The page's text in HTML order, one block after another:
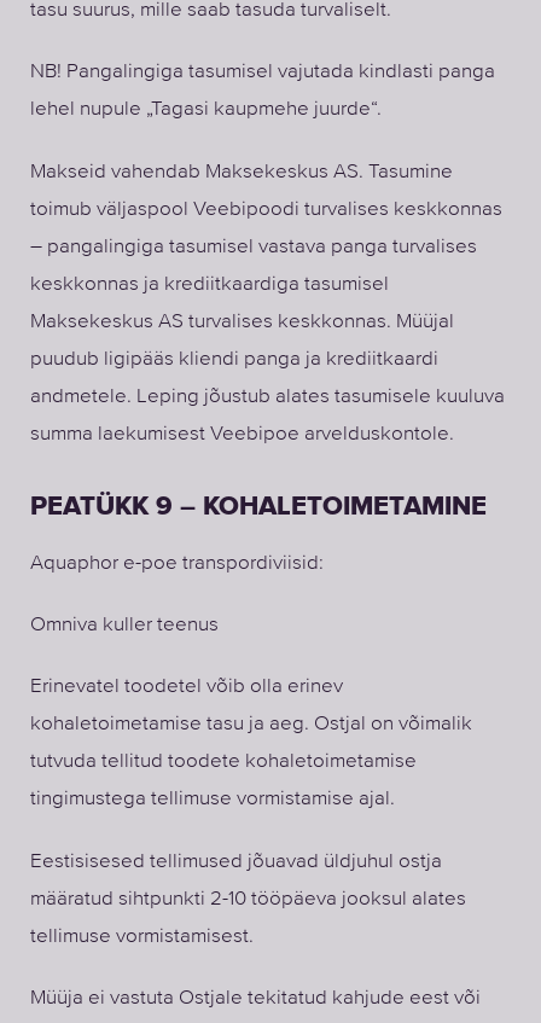
tasu suurus, mille saab tasuda turvaliselt.
NB! Pangalingiga tasumisel vajutada kindlasti panga
lehel nupule „Tagasi kaupmehe juurde“.
Makseid vahendab Maksekeskus AS. Tasumine
toimub väljaspool Veebipoodi turvalises keskkonnas
– pangalingiga tasumisel vastava panga turvalises
keskkonnas ja krediitkaardiga tasumisel
Maksekeskus AS turvalises keskkonnas. Müüjal
puudub ligipääs kliendi panga ja krediitkaardi
andmetele. Leping jõustub alates tasumisele kuuluva
summa laekumisest Veebipoe arvelduskontole.
PEATÜKK 9 – KOHALETOIMETAMINE
Aquaphor e-poe transpordiviisid:
Omniva kuller teenus
Erinevatel toodetel võib olla erinev
kohaletoimetamise tasu ja aeg. Ostjal on võimalik
tutvuda tellitud toodete kohaletoimetamise
tingimustega tellimuse vormistamise ajal.
Eestisisesed tellimused jõuavad üldjuhul ostja
määratud sihtpunkti 2-10 tööpäeva jooksul alates
tellimuse vormistamisest.
Müüja ei vastuta Ostjale tekitatud kahjude eest või